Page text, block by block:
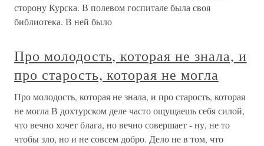
сторону Курска. В полевом госпитале была своя
библиотека. В ней было
Про молодость, которая не знала, и
про старость, которая не могла
Про молодость, которая не знала, и про старость, которая
не могла В дохтурском деле часто ощущаешь себя силой,
что вечно хочет блага, но вечно совершает - ну, не то
чтобы зло, но и не совсем добро. Дело не в том, что